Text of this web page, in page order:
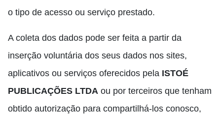
o tipo de acesso ou serviço prestado.
A coleta dos dados pode ser feita a partir da
inserção voluntária dos seus dados nos sites,
aplicativos ou serviços oferecidos pela ISTOÉ
PUBLICAÇÕES LTDA ou por terceiros que tenham
obtido autorização para compartilhá-los conosco,